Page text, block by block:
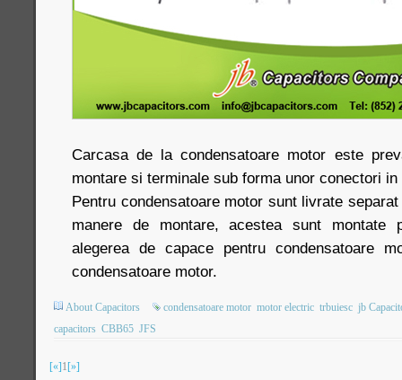
Carcasa de la condensatoare motor este
montare si terminale sub forma unor conectori
Pentru condensatoare motor sunt livrate
manere de montare, acestea sunt montate
alegerea de capace pentru condensatoare
condensatoare motor.
About Capacitors condensatoare motor motor electric trbuiesc jb
capacitors CBB65 JFS
[«]1[»]